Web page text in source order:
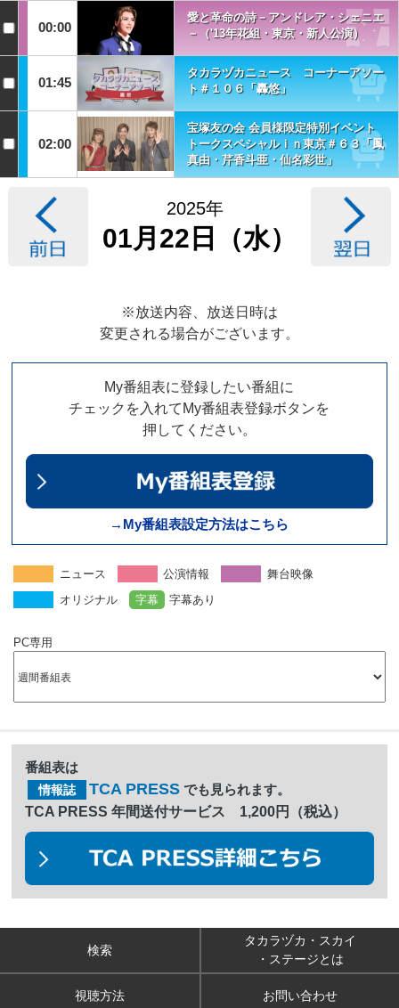
00:00
愛と革命の詩－アンドレア・シェニエ
－（'13年花組・東京・新人公演）
01:45
タカラヅカニュース コーナーアソー
ト＃１０６「轟悠」
02:00
宝塚友の会 会員様限定特別イベント
トークスペシャルｉｎ東京＃６３「鳳
真由・芹香斗亜・仙名彩世」
2025年
01月22日（水）
※放送内容、放送日時は
変更される場合がございます。
My番組表に登録したい番組に
チェックを入れてMy番組表登録ボタンを
押してください。
→My番組表設定方法はこちら
ニュース 公演情報
舞台映像
オリジナル
字幕 字幕あり
PC専用
番組表は
情報誌 TCA PRESS でも見られます。
TCA PRESS 年間送付サービス 1,200円（税込）
検索
タカラヅカ・スカイ
・ステージとは
視聴方法 お問い合わせ